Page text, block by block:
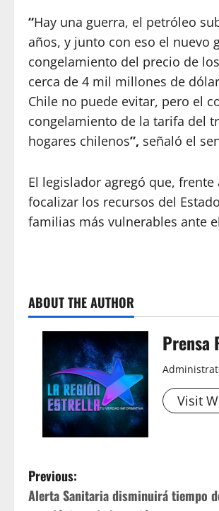
“Hay una guerra, el petróleo
años, y junto con eso el nuevo
congelamiento del precio de
cerca de 4 mil millones de
Chile no puede evitar, pero el
congelamiento de la tarifa del
hogares chilenos”, señaló el
El legislador agregó que,
focalizar los recursos del
familias más vulnerables ante
ABOUT THE AUTHOR
Prensa
Visit
P
Previous:
Alerta Sanitaria disminuirá tiempo